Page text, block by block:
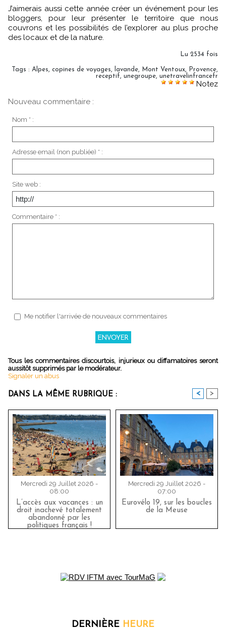
J’aimerais aussi cette année créer un événement pour les
bloggers, pour leur présenter le territoire que nous
couvrons et les possibilités de l’explorer au plus proche
des locaux et de la nature.
Lu 2534 fois
Tags : Alpes, copines de voyages, lavande, Mont Ventoux, Provence,
receptif, unegroupe, unetravelinfrancefr
Notez
Nouveau commentaire :
Nom * :
Adresse email (non publiée) * :
Site web :
Commentaire * :
Me notifier l'arrivée de nouveaux commentaires
Tous les commentaires discourtois, injurieux ou diffamatoires seront
aussitôt supprimés par le modérateur.
Signaler un abus
DANS LA MÊME RUBRIQUE : < >
Mercredi 29 Juillet 2026 -
08:00
L’accès aux vacances : un
droit inachevé totalement
abandonné par les
politiques français !
Mercredi 29 Juillet 2026 -
07:00
Eurovélo 19, sur les boucles
de la Meuse
DERNIÈRE HEURE